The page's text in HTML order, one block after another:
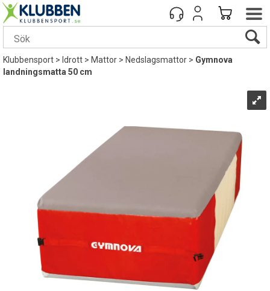
Klubbensport> Idrott>Mattor>Nedslagsmattor>Gymnova
landningsmatta 50 cm